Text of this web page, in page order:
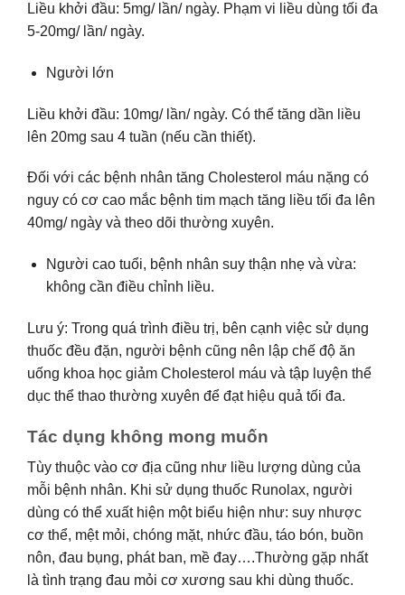
Liều khởi đầu: 5mg/ lần/ ngày. Phạm vi liều dùng tối đa
5-20mg/ lần/ ngày.
Người lớn
Liều khởi đầu: 10mg/ lần/ ngày. Có thể tăng dần liều
lên 20mg sau 4 tuần (nếu cần thiết).
Đối với các bệnh nhân tăng Cholesterol máu nặng có
nguy có cơ cao mắc bệnh tim mạch tăng liều tối đa lên
40mg/ ngày và theo dõi thường xuyên.
Người cao tuổi, bệnh nhân suy thận nhẹ và vừa:
không cần điều chỉnh liều.
Lưu ý: Trong quá trình điều trị, bên cạnh việc sử dụng
thuốc đều đặn, người bệnh cũng nên lập chế độ ăn
uống khoa học giảm Cholesterol máu và tập luyện thể
dục thể thao thường xuyên để đạt hiệu quả tối đa.
Tác dụng không mong muốn
Tùy thuộc vào cơ địa cũng như liều lượng dùng của
mỗi bệnh nhân. Khi sử dụng thuốc Runolax, người
dùng có thể xuất hiện một biểu hiện như: suy nhược
cơ thể, mệt mỏi, chóng mặt, nhức đầu, táo bón, buồn
nôn, đau bụng, phát ban, mề đay….Thường gặp nhất
là tình trạng đau mỏi cơ xương sau khi dùng thuốc.